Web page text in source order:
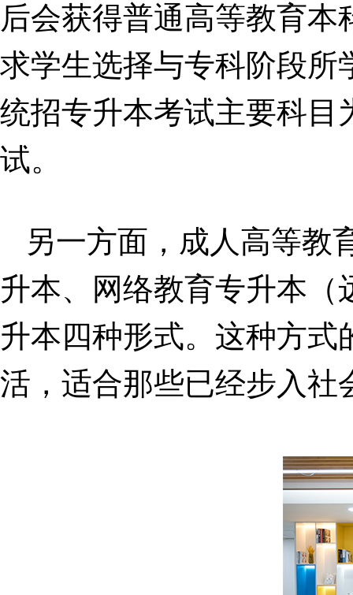
后会获得普通高等教育
求学生选择与专科阶段所
统招专升本考试主要科目
试。
另一方面，成人高等教
升本、网络教育专升本
升本四种形式。这种方
活，适合那些已经步入社